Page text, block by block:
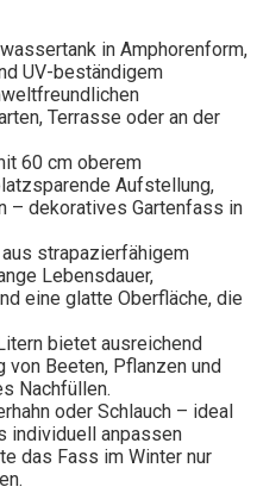
in Amphorenform,
UV-beständigem
Terrasse oder an der
60 cm oberem
Aufstellung,
– dekoratives Gartenfass in
strapazierfähigem
Lebensdauer,
eine glatte Oberfläche, die
bietet ausreichend
von Beeten, Pflanzen und
Nachfüllen.
oder Schlauch – ideal
individuell anpassen
das Fass im Winter nur